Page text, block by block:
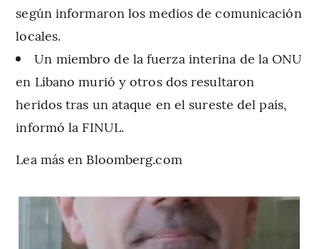
según informaron los medios de comunicación
locales.
Un miembro de la fuerza interina de la ONU
en Líbano murió y otros dos resultaron
heridos tras un ataque en el sureste del país,
informó la FINUL.
Lea más en Bloomberg.com